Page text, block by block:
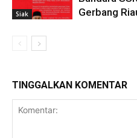
Siak
Gerbang
TINGGALKAN KOMENTAR